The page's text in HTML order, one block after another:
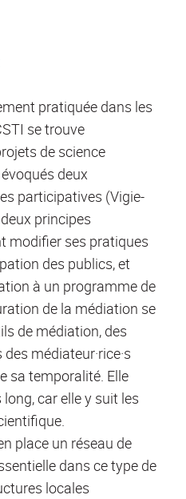
pratiquée dans les
se trouve
de science
deux
participatives (Vigie-
principes
modifier ses pratiques
des publics, et
à un programme de
de la médiation se
de médiation, des
médiateur·rice·s
sa temporalité. Elle
car elle y suit les
place un réseau de
dans ce type de
locales